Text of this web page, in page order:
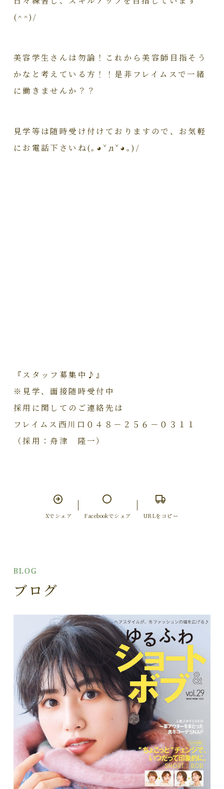
(^^)/
美容学生さんは勿論！これから美容師目指そう
かなと考えている方！！是非フレイムスで一緒
に働きませんか？？
見学等は随時受け付けておりますので、お気軽
にお電話下さいね(｡◕ˇдˇ​◕｡)/
『スタッフ募集中♪』
※見学、面接随時受付中
採用に関してのご連絡先は
フレイムス西川口０４８－２５６－０３１１
（採用：舟津 隆一）
Xでシェア Facebookでシェア URLをコピー
BLOG
ブログ